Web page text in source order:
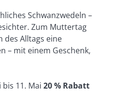
Schwanzwedeln –
Zum Muttertag
des Alltags eine
– mit einem Geschenk,
11. Mai